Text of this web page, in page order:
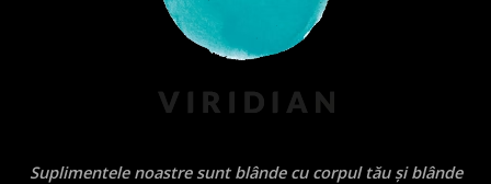
Suplimentele noastre sunt blânde cu corpul tău și blânde